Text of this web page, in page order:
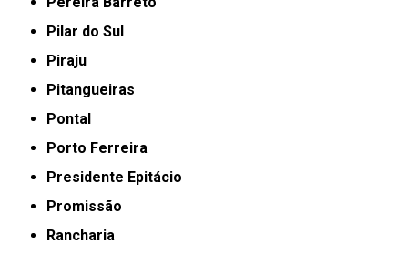
Pilar do Sul
Piraju
Pitangueiras
Pontal
Porto Ferreira
Presidente Epitácio
Promissão
Rancharia